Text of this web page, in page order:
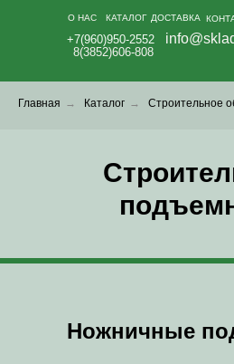
О НАС КАТАЛОГ ДОСТАВКА
+7(960)950-2552
8(3852)606-808
Главная → Каталог → Строительное
Ножничные